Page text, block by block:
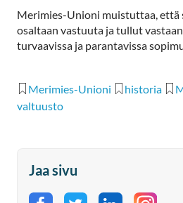
Merimies-Unioni muistuttaa, että
osaltaan vastuuta ja tullut
turvaavissa ja parantavissa
Merimies-Unioni historia
valtuusto
Jaa sivu